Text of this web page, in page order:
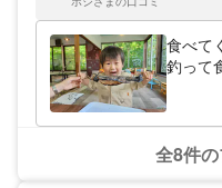
た上に料金高く取られる
食べて
釣って
全8件